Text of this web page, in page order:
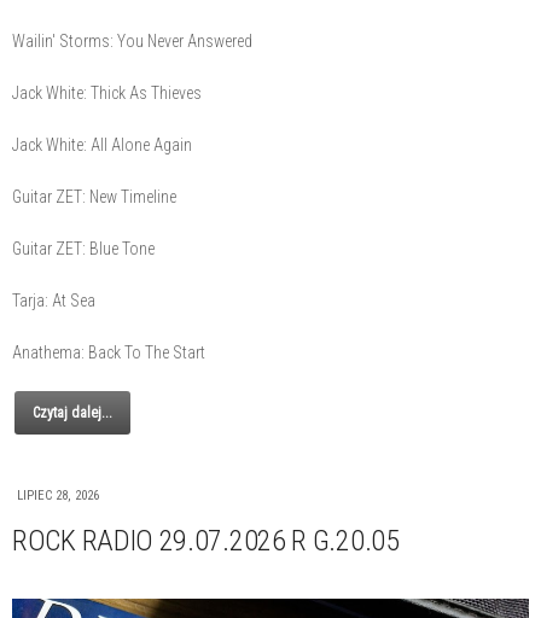
Wailin' Storms: You Never Answered
Jack White: Thick As Thieves
Jack White: All Alone Again
Guitar ZET: New Timeline
Guitar ZET: Blue Tone
Tarja: At Sea
Anathema: Back To The Start
Czytaj dalej...
LIPIEC 28, 2026
ROCK RADIO 29.07.2026 R G.20.05